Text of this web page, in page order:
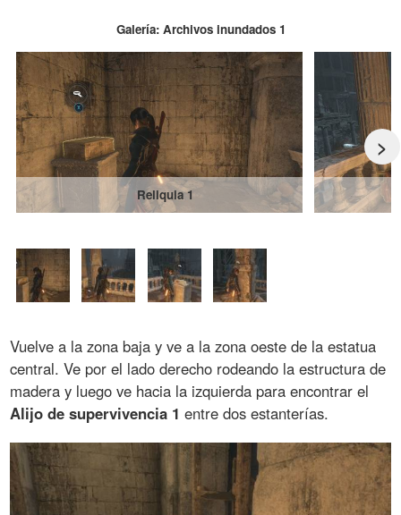
Galería: Archivos inundados 1
>
Reliquia 1
Vuelve a la zona baja y ve a la zona oeste de la estatua
central. Ve por el lado derecho rodeando la estructura de
madera y luego ve hacia la izquierda para encontrar el
Alijo de supervivencia 1 entre dos estanterías.